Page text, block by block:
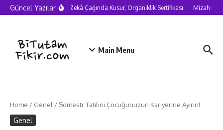
Skip to content
Güncel YazılarYapay Zekâ Çağında Kusur, Organiklik Sertifikası Mizah
Main Menu
Home / Genel / Sömestr Tatilini Çocuğunuzun Kariyerine Ayırın!
Genel